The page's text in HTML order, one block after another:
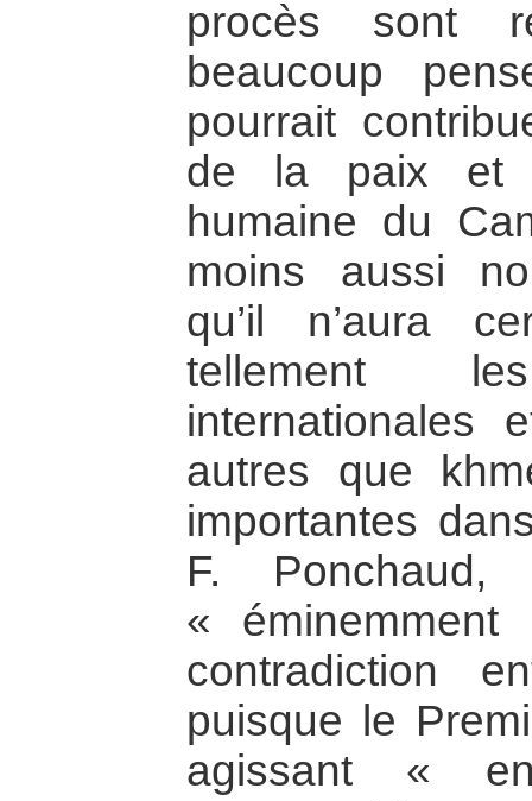
procès sont
beaucoup
pourrait
de la paix et
humaine du
moins aussi
qu’il n’aura
tellement
internationales
autres que
importantes
F.
«
contradiction
puisque le
agissant «